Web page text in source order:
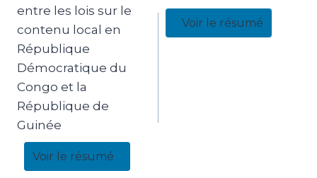
entre les lois sur le
contenu local en
République
Démocratique du
Congo et la
République de
Guinée
Voir le résumé
Voir le résumé